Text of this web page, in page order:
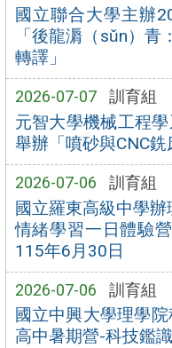
國立聯合大學主辦
「後龍漘（sǔn）
轉譯」
2026-07-07 訓育組
元智大學機械工程
舉辦「噴砂與CNC
2026-07-06 訓育組
國立羅東高級中學
情緒學習一日體驗
115年6月30日
2026-07-06 訓育組
國立中興大學理學
高中暑期營-科技鑑